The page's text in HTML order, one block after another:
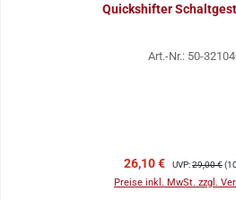
Quickshifter
Art.-Nr.: 50-
Verkaufspreis:
26,10 € Regulärer Preis:
UVP:29,00 €
Preise inkl. MwSt. zzgl.